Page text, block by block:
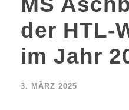
der HTL-
im Jahr
3. MÄRZ 2025